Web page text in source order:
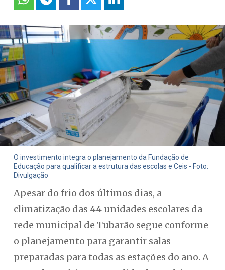
O investimento integra o planejamento da Fundação de
Educação para qualificar a estrutura das escolas e Ceis - Foto:
Divulgação
Apesar do frio dos últimos dias, a
climatização das 44 unidades escolares da
rede municipal de Tubarão segue conforme
o planejamento para garantir salas
preparadas para todas as estações do ano. A